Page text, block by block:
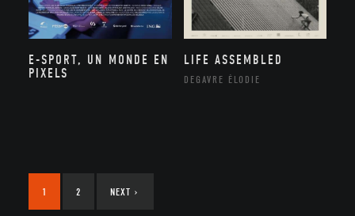
E-SPORT, UN MONDE EN
PIXELS
LIFE ASSEMBLED
DEGAVRE ÉLODIE
1 2 NEXT ›